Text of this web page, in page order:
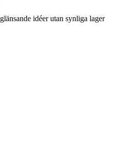
idéer utan synliga lager